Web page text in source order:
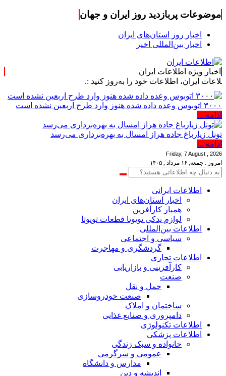
موضوعات پربازدید روز ایران و جهان
اخبار روز استان‌های ایران
اخبار بین‌المللی اخیر
اخبار ویژه اطلاعات ایران
اطلاعات خود را به‌روز کنید :.
۳۰۰۰ اتوبوس وعده داده شده هنوز وارد طرح اربعین نشده است
ادامه ...
تونل زیارباغ جاده هراز امسال به بهره‌برداری می‌رسد
ادامه ...
Friday, 7 August , 2026
امروز : جمعه, ۱۶ مرداد , ۱۴۰۵
اطلاعات‌ ‎ایرانی
اخبار استان‌های ایران
همیار کارآفرین
لوازم یدکی تویوتا قطعات تویوتا
اطلاعات بین‌المللی
سیاسی و اجتماعی
گردشگری و مهاجرت
اطلاعات تجاری
کارآفرینی و بازاریابی
صنعت
حمل و نقل
صنعت خودروسازی
ساختمان و املاک
دامپروری و صنایع غذایی
اطلاعات تکنولوژی
اطلاعات پزشکی
خانواده و سبک زندگی
عمومی و سرگرمی
مدارس و دانشگاه
اندیشه و دین